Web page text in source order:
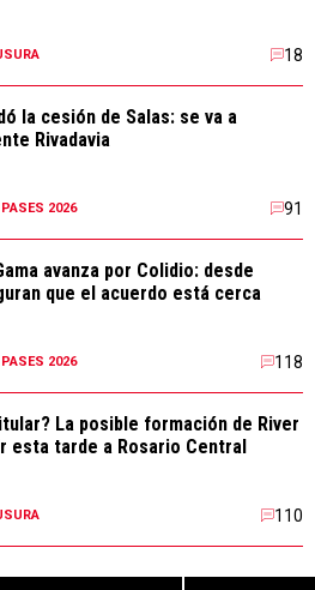
18
la cesión de Salas: se va a
Rivadavia
2026 91
avanza por Colidio: desde
que el acuerdo está cerca
2026 118
La posible formación de River
esta tarde a Rosario Central
110